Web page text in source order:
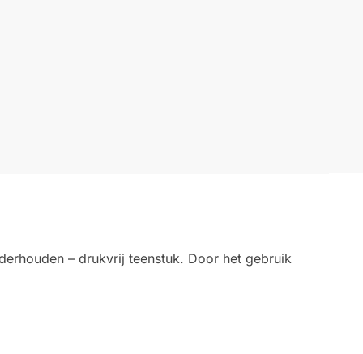
– drukvrij teenstuk. Door het gebruik